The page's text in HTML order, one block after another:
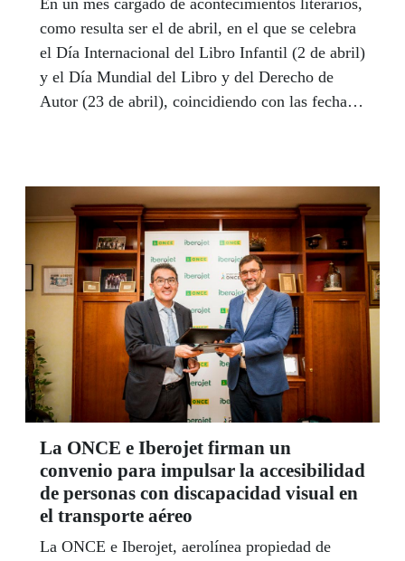
como resulta ser el de abril, en el que se celebra
el Día Internacional del Libro Infantil (2 de abril)
y el Día Mundial del Libro y del Derecho de
Autor (23 de abril), coincidiendo con las fechas
Vega, respectivamente, el club literario de la
Delegación Territorial hizo partícipes a sus
miembros de estas conmemoraciones a su
manera: reviviendo la historia del título elegido
con todos los sentidos.
La ONCE e Iberojet firman un
convenio para impulsar la accesibilidad
de personas con discapacidad visual en
el transporte aéreo
La ONCE e Iberojet, aerolínea propiedad de